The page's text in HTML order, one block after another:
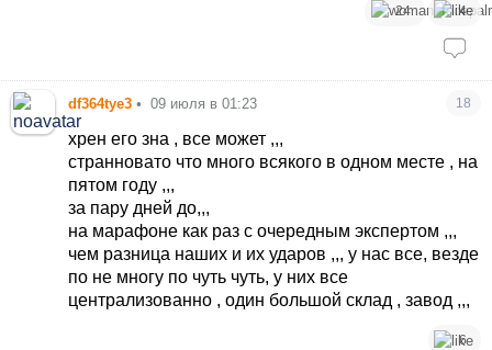
24 4
df364tye3 • 09 июля в 01:23 18
хрен его зна , все может ,,,
странновато что много всякого в одном месте , на
пятом году ,,,
за пару дней до,,,
на марафоне как раз с очередным экспертом ,,,
чем разница наших и их ударов ,,, у нас все, везде
по не многу по чуть чуть, у них все
централизованно , один большой склад , завод ,,,
6